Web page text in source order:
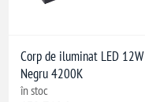
Corp de iluminat LED 12W
Negru 4200K
în stoc